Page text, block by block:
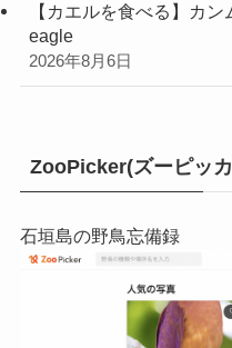
【カエルを食べる】カ
eagle
2026年8月6日
ZooPicker(ズーピッ
石垣島の野鳥忘備録